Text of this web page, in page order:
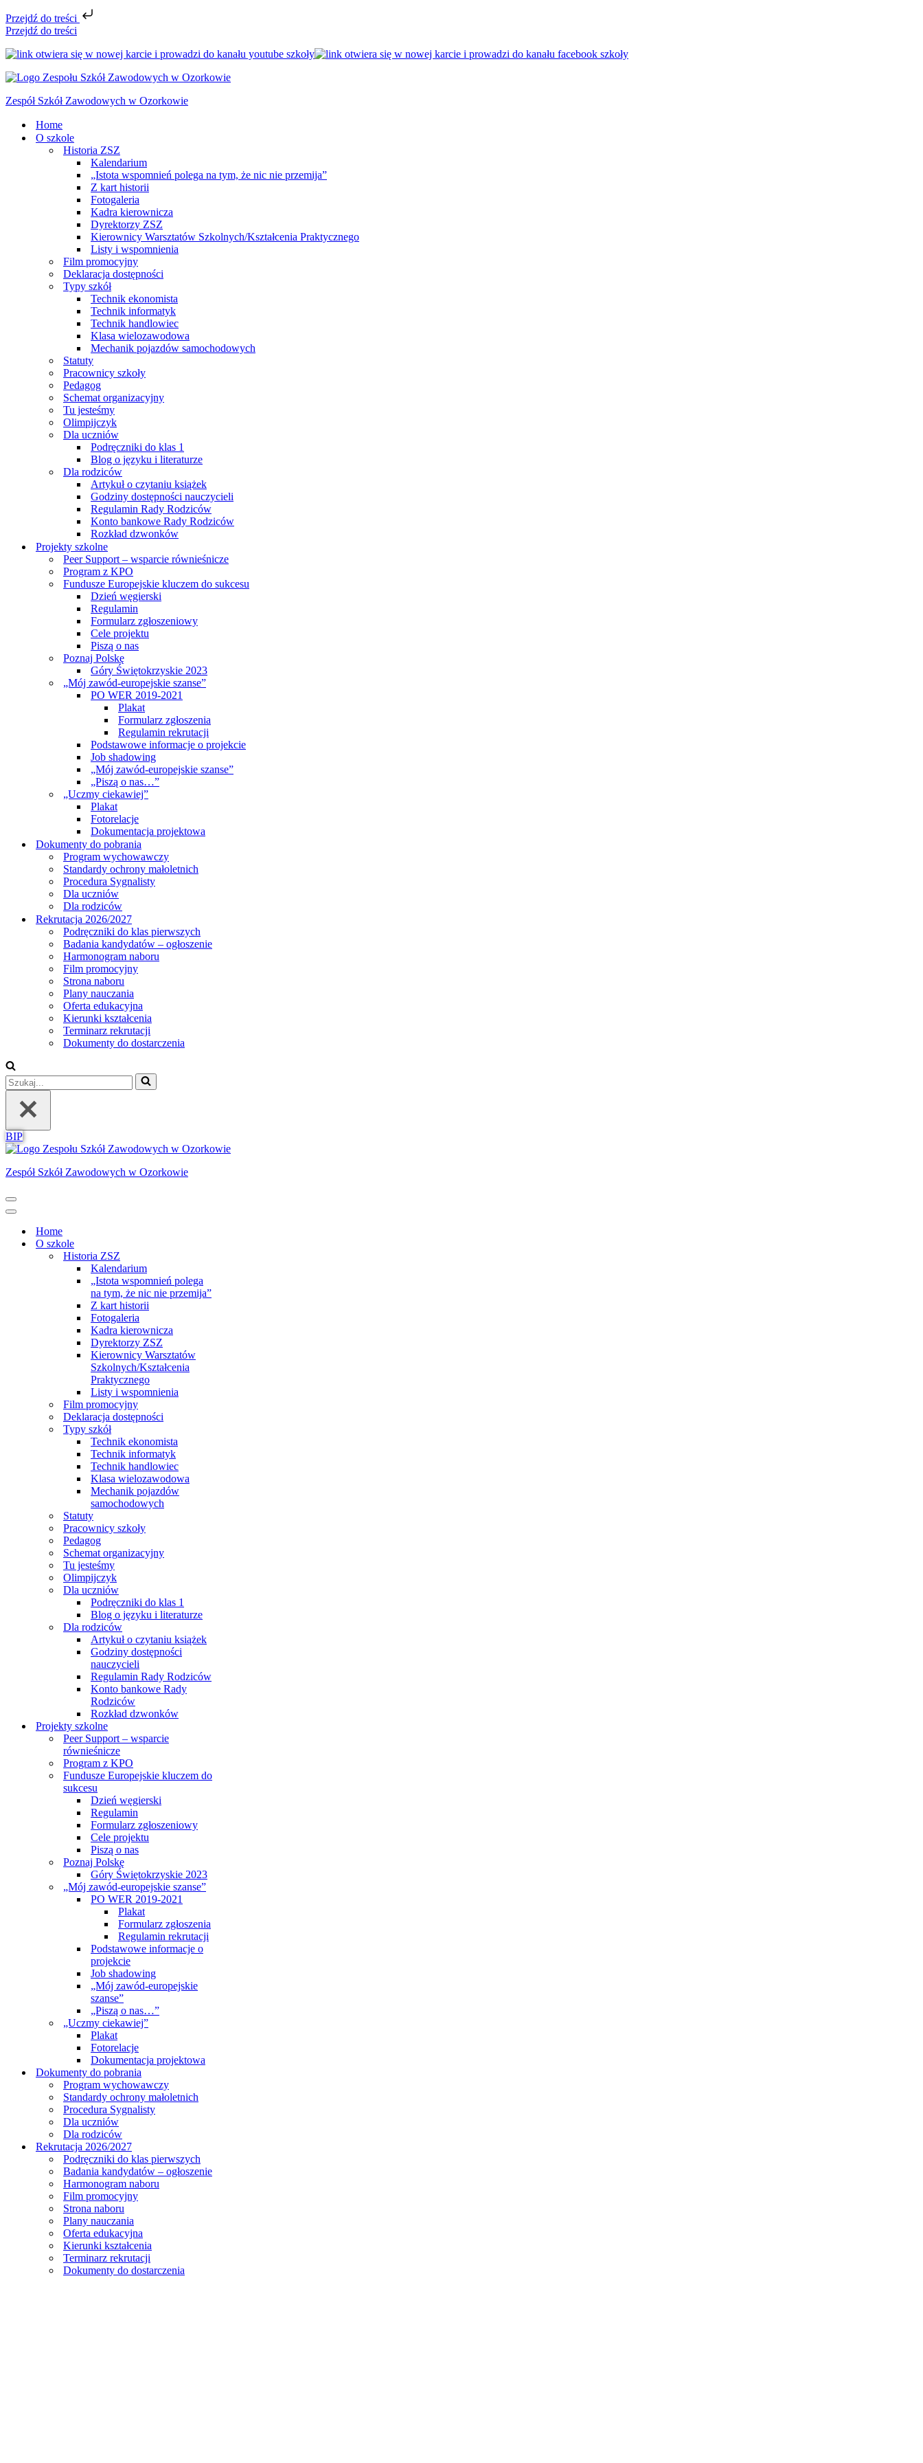
Przejdź do treści
Przejdź do treści
Zespół Szkół Zawodowych w Ozorkowie
Home
O szkole
Historia ZSZ
Kalendarium
„Istota wspomnień polega na tym, że nic nie przemija”
Z kart historii
Fotogaleria
Kadra kierownicza
Dyrektorzy ZSZ
Kierownicy Warsztatów Szkolnych/Kształcenia Praktycznego
Listy i wspomnienia
Film promocyjny
Deklaracja dostępności
Typy szkół
Technik ekonomista
Technik informatyk
Technik handlowiec
Klasa wielozawodowa
Mechanik pojazdów samochodowych
Statuty
Pracownicy szkoły
Pedagog
Schemat organizacyjny
Tu jesteśmy
Olimpijczyk
Dla uczniów
Podręczniki do klas 1
Blog o języku i literaturze
Dla rodziców
Artykuł o czytaniu książek
Godziny dostępności nauczycieli
Regulamin Rady Rodziców
Konto bankowe Rady Rodziców
Rozkład dzwonków
Projekty szkolne
Peer Support – wsparcie równieśnicze
Program z KPO
Fundusze Europejskie kluczem do sukcesu
Dzień węgierski
Regulamin
Formularz zgłoszeniowy
Cele projektu
Piszą o nas
Poznaj Polskę
Góry Świętokrzyskie 2023
„Mój zawód-europejskie szanse”
PO WER 2019-2021
Plakat
Formularz zgłoszenia
Regulamin rekrutacji
Podstawowe informacje o projekcie
Job shadowing
„Mój zawód-europejskie szanse”
„Piszą o nas…”
„Uczmy ciekawiej”
Plakat
Fotorelacje
Dokumentacja projektowa
Dokumenty do pobrania
Program wychowawczy
Standardy ochrony małoletnich
Procedura Sygnalisty
Dla uczniów
Dla rodziców
Rekrutacja 2026/2027
Podręczniki do klas pierwszych
Badania kandydatów – ogłoszenie
Harmonogram naboru
Film promocyjny
Strona naboru
Plany nauczania
Oferta edukacyjna
Kierunki kształcenia
Terminarz rekrutacji
Dokumenty do dostarczenia
Szukaj...
BIP
Zespół Szkół Zawodowych w Ozorkowie
Menu
nawigacji
Menu
nawigacjiHome
O szkole
Historia ZSZ
Kalendarium
„Istota wspomnień polega
na tym, że nic nie przemija”
Z kart historii
Fotogaleria
Kadra kierownicza
Dyrektorzy ZSZ
Kierownicy Warsztatów
Szkolnych/Kształcenia
Praktycznego
Listy i wspomnienia
Film promocyjny
Deklaracja dostępności
Typy szkół
Technik ekonomista
Technik informatyk
Technik handlowiec
Klasa wielozawodowa
Mechanik pojazdów
samochodowych
Statuty
Pracownicy szkoły
Pedagog
Schemat organizacyjny
Tu jesteśmy
Olimpijczyk
Dla uczniów
Podręczniki do klas 1
Blog o języku i literaturze
Dla rodziców
Artykuł o czytaniu książek
Godziny dostępności
nauczycieli
Regulamin Rady Rodziców
Konto bankowe Rady
Rodziców
Rozkład dzwonków
Projekty szkolne
Peer Support – wsparcie
równieśnicze
Program z KPO
Fundusze Europejskie kluczem do
sukcesu
Dzień węgierski
Regulamin
Formularz zgłoszeniowy
Cele projektu
Piszą o nas
Poznaj Polskę
Góry Świętokrzyskie 2023
„Mój zawód-europejskie szanse”
PO WER 2019-2021
Plakat
Formularz zgłoszenia
Regulamin rekrutacji
Podstawowe informacje o
projekcie
Job shadowing
„Mój zawód-europejskie
szanse”
„Piszą o nas…”
„Uczmy ciekawiej”
Plakat
Fotorelacje
Dokumentacja projektowa
Dokumenty do pobrania
Program wychowawczy
Standardy ochrony małoletnich
Procedura Sygnalisty
Dla uczniów
Dla rodziców
Rekrutacja 2026/2027
Podręczniki do klas pierwszych
Badania kandydatów – ogłoszenie
Harmonogram naboru
Film promocyjny
Strona naboru
Plany nauczania
Oferta edukacyjna
Kierunki kształcenia
Terminarz rekrutacji
Dokumenty do dostarczenia